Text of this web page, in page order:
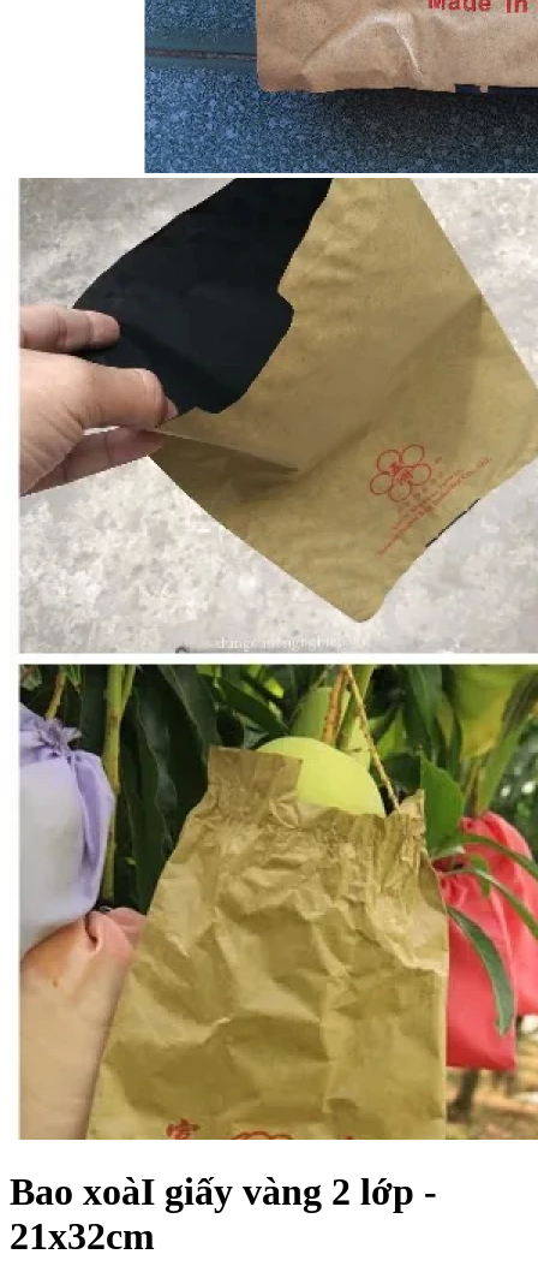
Bao xoàI giấy vàng 2 lớp -
21x32cm